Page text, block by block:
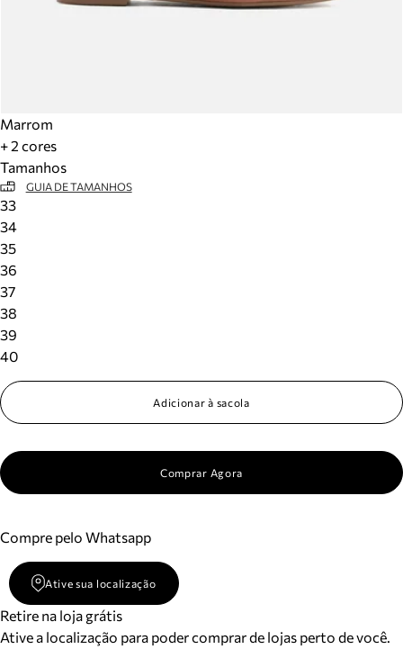
Marrom
+ 2 cores
Tamanhos
GUIA DE TAMANHOS
33
34
35
36
37
38
39
40
Adicionar à sacola
Comprar Agora
Compre pelo Whatsapp
Ative sua localização
Retire na loja grátis
Ative a localização para poder comprar de lojas perto de você.